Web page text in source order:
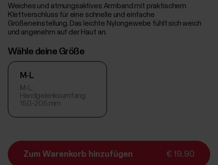
Weiches und atmungsaktives Armband mit praktischem
Klettverschluss für eine schnelle und einfache
Größeneinstellung. Das leichte Nylongewebe fühlt sich weich
und angenehm auf der Haut an.
Wähle deine Größe
M-L
M-L:
Handgelenksumfang
150-205 mm
Zum Warenkorb hinzufügen € 19,90